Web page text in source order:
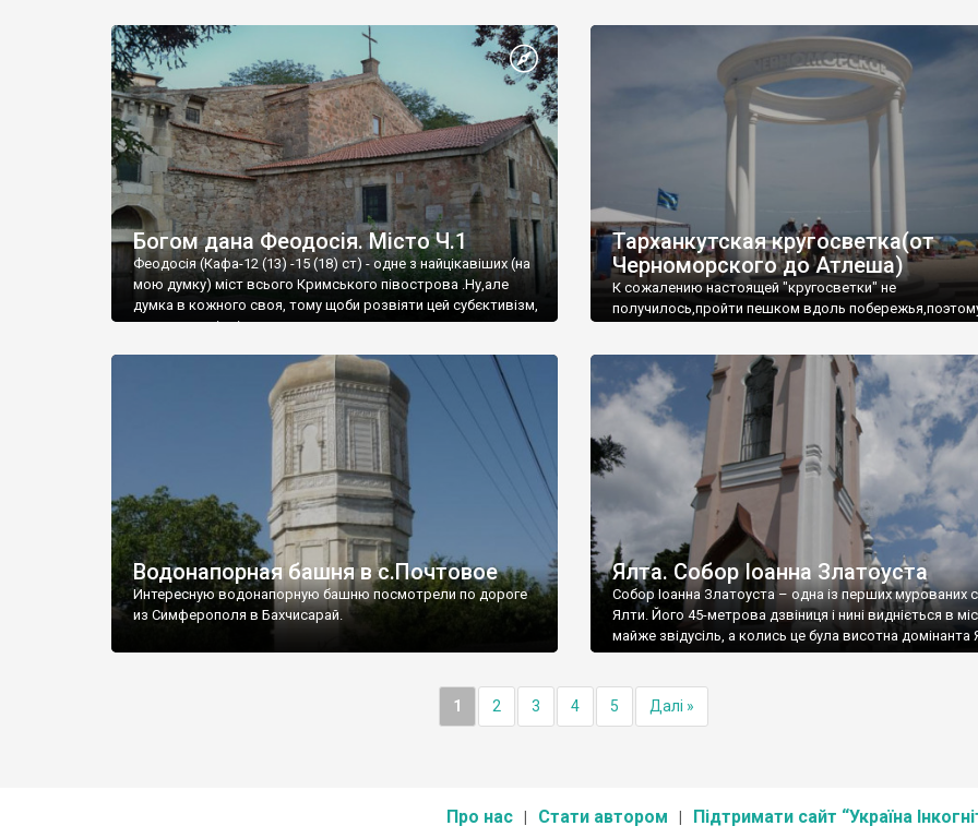
Богом дана Феодосія. Місто Ч.1
Феодосія (Кафа-12 (13) -15 (18) ст) - одне з найцікавіших (на
мою думку) міст всього Кримського півострова .Ну,але
думка в кожного своя, тому щоби розвіяти цей субєктивізм,
запрошую відвідати це
Тарханкутская кругосветка(от
Черноморского до Атлеша)
К сожалению настоящей "кругосветки" не
получилось,пройти пешком вдоль
Водонапорная башня в с.Почтовое
Интересную водонапорную башню посмотрели по дороге
из Симферополя в Бахчисарай.
Ялта. Собор Іоанна Златоуста
Собор Іоанна Златоуста – одна із перших мурованих
Ялти. Його 45-метрова дзвіниця і нині видніється в
майже звідусіль, а колись це була висотна домінанта
1 2 3 4 5 Далі »
Про нас Стати автором Підтримати сайт “Україна